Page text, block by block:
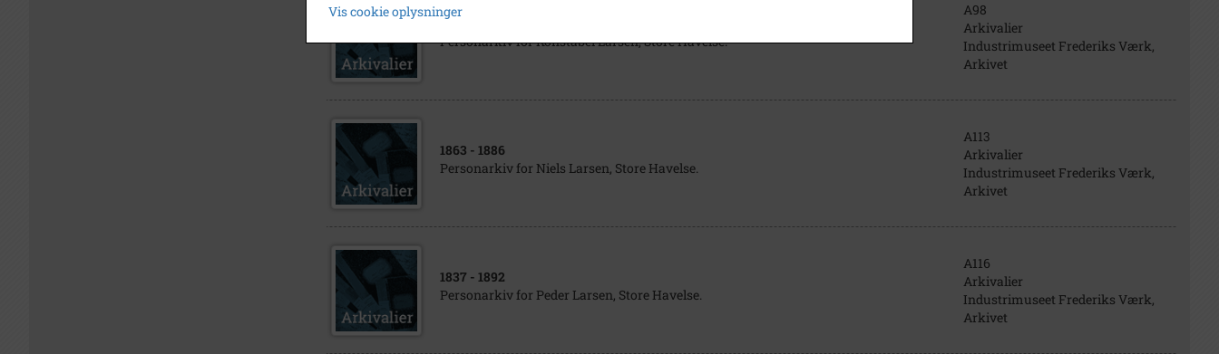
1864
Personarkiv for Konstabel Larsen, Store Havelse.
A98
Arkivalier
Industrimuseet Frederiks Værk,
Arkivet
1863 - 1886
Personarkiv for Niels Larsen, Store Havelse.
A113
Arkivalier
Industrimuseet Frederiks Værk,
Arkivet
1837 - 1892
Personarkiv for Peder Larsen, Store Havelse.
A116
Arkivalier
Industrimuseet Frederiks Værk,
Arkivet
Vis cookie oplysninger